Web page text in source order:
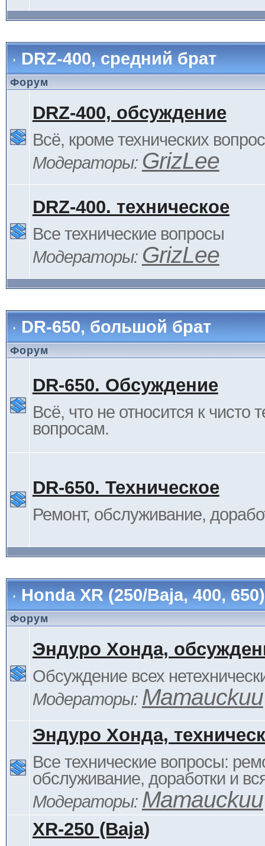
DRZ-400, средний брат
Форум
DRZ-400, обсуждение
Всё, кроме технических
Модераторы: GrizLee
DRZ-400. техническое
Все технические вопросы
Модераторы: GrizLee
DR-650, большой брат
Форум
DR-650. Обсуждение
Всё, что не относится к чисто
вопросам.
DR-650. Техническое
Ремонт, обслуживание,
Honda XR (250/Baja, 400,
Форум
Эндуро Хонда,
Обсуждение всех
Модераторы: Mamauckuu
Эндуро Хонда,
Все технические вопросы:
обслуживание, доработки и
Модераторы: Mamauckuu
XR-250 (Baja)